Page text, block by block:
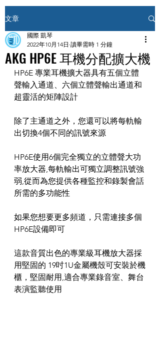
文章
AKG HP6E 耳機分配擴大機
國際 凱琴
2022年10月14日 讀畢需時 1 分鐘
HP6E 專業耳機擴大器具有五個立體
聲輸入通道、六個立體聲輸出通道和
超靈活的矩陣設計
除了主通道之外，您還可以將每軌輸
出切換4個不同的訊號來源
HP6E使用6個完全獨立的立體聲大功
率放大器,每軌輸出可獨立調整訊號強
弱,從而為您提供各種監控和錄製會話
所需的多功能性
如果您想要更多頻道，只需連接多個
HP6E設備即可
這款音質出色的專業級耳機放大器採
用堅固的 19吋1U金屬機殼可安裝於機
櫃，堅固耐用,適合專業錄音室、舞台
表演監聽使用